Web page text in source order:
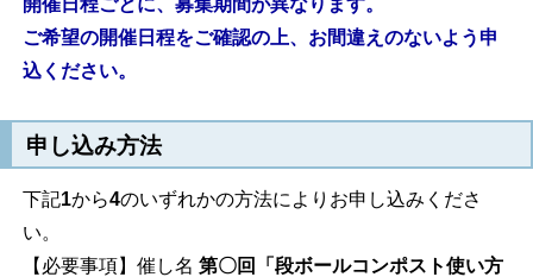
開催日程ごとに、募集期間が異なります。
ご希望の開催日程をご確認の上、お間違えのないよう申
込ください。
申し込み方法
下記1から4のいずれかの方法によりお申し込みくださ
い。
【必要事項】催し名 第〇回「段ボールコンポスト使い方